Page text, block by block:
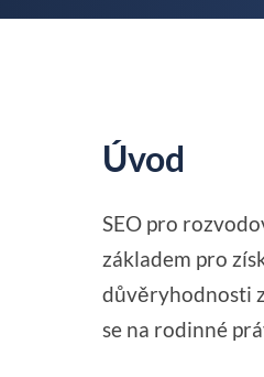
Úvod
SEO pro
základem pro
důvěryhodnosti
se na rodinné